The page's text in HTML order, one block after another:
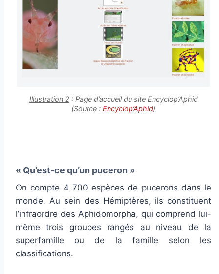
Illustration 2 : Page d’accueil du site Encyclop’Aphid
(Source : Encyclop’Aphid)
« Qu’est-ce qu’un puceron »
On compte 4 700 espèces de pucerons dans le
monde. Au sein des Hémiptères, ils constituent
l’infraordre des Aphidomorpha, qui comprend lui-
même trois groupes rangés au niveau de la
superfamille ou de la famille selon les
classifications.